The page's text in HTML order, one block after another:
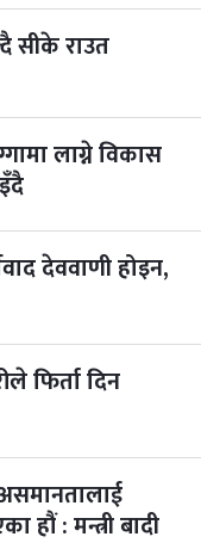
सीके राउत
लाग्ने विकास
देववाणी होइन,
फिर्ता दिन
हौं : मन्त्री बादी